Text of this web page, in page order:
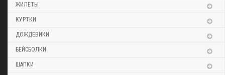
ЖИЛЕТЫ
КУРТКИ
ДОЖДЕВИКИ
БЕЙСБОЛКИ
ШАПКИ